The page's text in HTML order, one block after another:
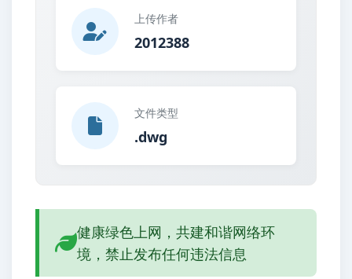
上传作者
2012388
文件类型
.dwg
健康绿色上网，共建和谐网络环
境，禁止发布任何违法信息